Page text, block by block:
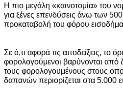
Η πιο μεγάλη «καινοτομία» του
για ξένες επενδύσεις άνω των
προκαταβολή του φόρου
Σε ό,τι αφορά τις αποδείξεις, το
φορολογούμενοι βαρύνονται από
τους φορολογουμένους στους
δαπανών περιορίζεται στα 5.000